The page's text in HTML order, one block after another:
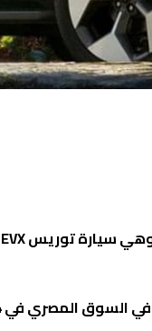
وهي سيارة توريسEVX
السوق المصري في 2024